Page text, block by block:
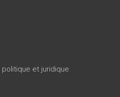
et juridique